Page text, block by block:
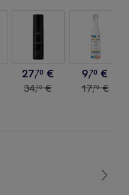
27,70 €
34,10 €
9,70 €
17,70 €